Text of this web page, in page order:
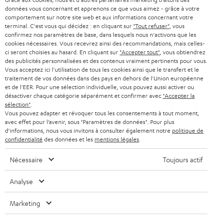
e
w
s
l
e
t
t
e
r
SMART HOME
BLUETOOTH
CASQUES AUDIO
CASQUES BLUETOOTH AUDIO
SYSTEMES COMPLETS
ENCEINTES
ULTIMA
ÉCOUTEURS INTRA-AURICULAIRES
FANSHOP
NOUVEAUTÉS
PRESSE
B2B
NEWSLETTER
MAGASINS
AVANTAGES D’ACHAT
L’HISTOIRE DE TEUFEL
AUTRICHE
SUISSE
PAYS-BAS
BELGIQUE
FRANCE
POLOGNE
ITALIE
Sous réserve de modifications techniques, de fautes de frappe et d’autres
erreurs. Les accessoires figurant sur l’image ne font pas partie du contenu de
données vous concernant et apprenons ce que vous aimez - grâce à votre
comportement sur notre site web et aux informations concernant votre
terminal. C'est vous qui décidez : en cliquant sur "Tout refuser" , vous
confirmez nos paramètres de base, dans lesquels nous n'activons que les
cookies nécessaires. Vous recevrez ainsi des recommandations, mais celles-
ci seront choisies au hasard. En cliquant sur "Accepter tout" , vous obtiendrez
des publicités personnalisées et des contenus vraiment pertinents pour vous.
Vous acceptez ici l'utilisation de tous les cookies ainsi que le transfert et le
traitement de vos données dans des pays en dehors de l'Union européenne
et de l'EER. Pour une sélection individuelle, vous pouvez aussi activer ou
désactiver chaque catégorie séparément et confirmer avec "Accepter la
sélection"
Vous pouvez adapter et révoquer tous les consentements à tout moment,
avec effet pour l’avenir, sous "Paramètres de données". Pour plus
d'informations, nous vous invitons à consulter également notre politique de
confidentialité des données et les mentions légales
Nécessaire Toujours actif
Analyse
Marketing